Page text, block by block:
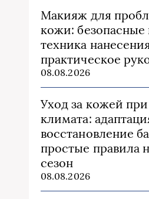
Макияж для
кожи: безопасные
техника
практическое
08.08.2026
Уход за кожей
климата:
восстановление
простые правила
сезон
08.08.2026